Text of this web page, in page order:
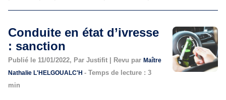
Conduite en état d’ivresse
: sanction
Publié le 11/01/2022, Par Justifit | Revu par Maître
Nathalie L'HELGOUALC'H - Temps de lecture : 3
min